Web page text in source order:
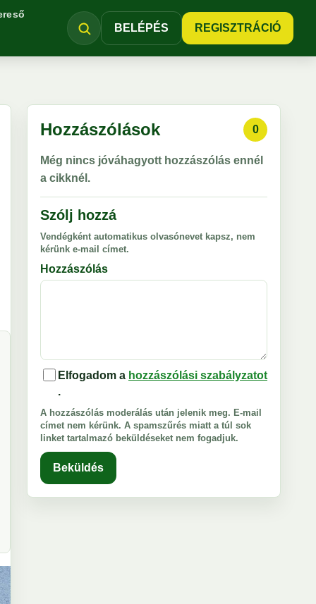
BELÉPÉS REGISZTRÁCIÓ
Hozzászólások 0
Még nincs jóváhagyott hozzászólás ennél
a cikknél.
Szólj hozzá
Vendégként automatikus olvasónevet kapsz, nem
kérünk e-mail címet.
Hozzászólás
Elfogadom a hozzászólási szabályzatot
.
A hozzászólás moderálás után jelenik meg. E-mail
címet nem kérünk. A spamszűrés miatt a túl sok
linket tartalmazó beküldéseket nem fogadjuk.
Beküldés